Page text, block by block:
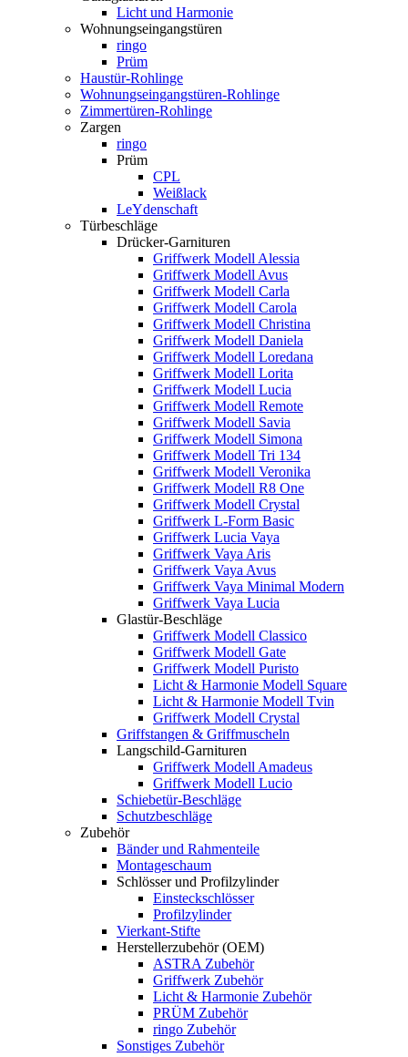
Licht und Harmonie
Wohnungseingangstüren
ringo
Prüm
Haustür-Rohlinge
Wohnungseingangstüren-Rohlinge
Zimmertüren-Rohlinge
Zargen
ringo
Prüm
CPL
Weißlack
LeYdenschaft
Türbeschläge
Drücker-Garnituren
Griffwerk Modell Alessia
Griffwerk Modell Avus
Griffwerk Modell Carla
Griffwerk Modell Carola
Griffwerk Modell Christina
Griffwerk Modell Daniela
Griffwerk Modell Loredana
Griffwerk Modell Lorita
Griffwerk Modell Lucia
Griffwerk Modell Remote
Griffwerk Modell Savia
Griffwerk Modell Simona
Griffwerk Modell Tri 134
Griffwerk Modell Veronika
Griffwerk Modell R8 One
Griffwerk Modell Crystal
Griffwerk L-Form Basic
Griffwerk Lucia Vaya
Griffwerk Vaya Aris
Griffwerk Vaya Avus
Griffwerk Vaya Minimal Modern
Griffwerk Vaya Lucia
Glastür-Beschläge
Griffwerk Modell Classico
Griffwerk Modell Gate
Griffwerk Modell Puristo
Licht & Harmonie Modell Square
Licht & Harmonie Modell Tvin
Griffwerk Modell Crystal
Griffstangen & Griffmuscheln
Langschild-Garnituren
Griffwerk Modell Amadeus
Griffwerk Modell Lucio
Schiebetür-Beschläge
Schutzbeschläge
Zubehör
Bänder und Rahmenteile
Montageschaum
Schlösser und Profilzylinder
Einsteckschlösser
Profilzylinder
Vierkant-Stifte
Herstellerzubehör (OEM)
ASTRA Zubehör
Griffwerk Zubehör
Licht & Harmonie Zubehör
PRÜM Zubehör
ringo Zubehör
Sonstiges Zubehör